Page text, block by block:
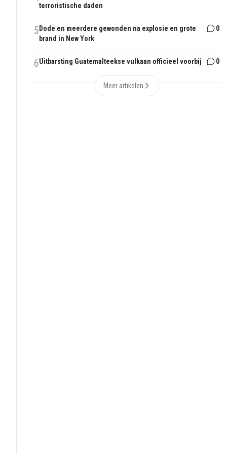
terroristische daden
5 Dode en meerdere gewonden na explosie en grote
brand in New York
0
6Uitbarsting Guatemalteekse vulkaan officieel voorbij 0
Meer artikelen